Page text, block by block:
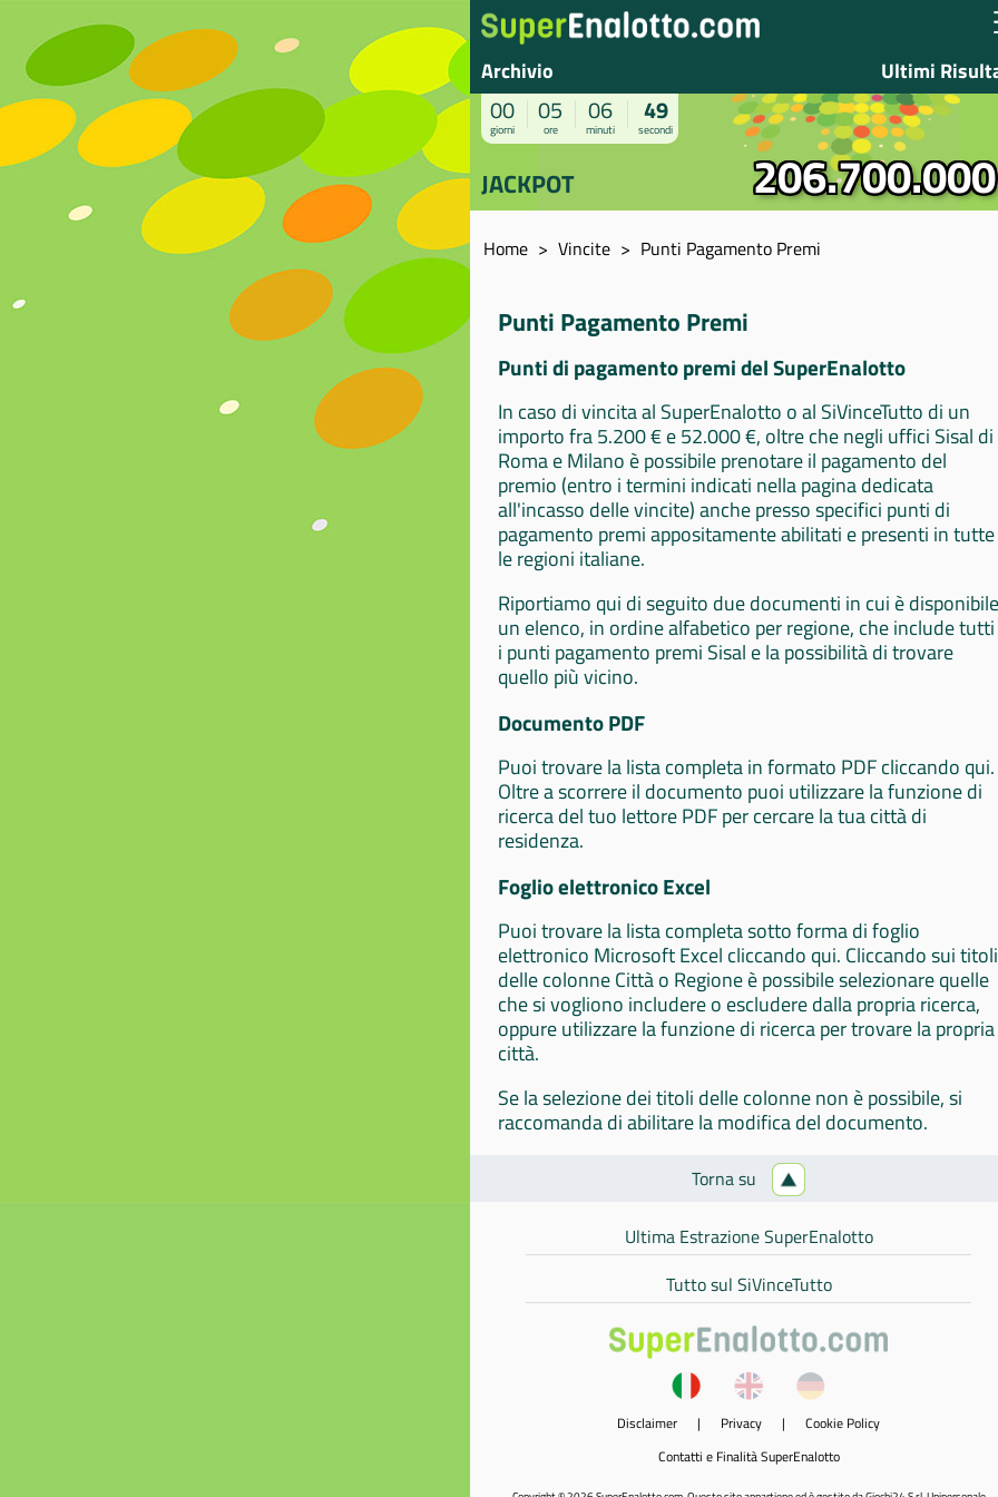
Archivio Ultimi
00
giorni
05
ore
06
minuti
49
secondi
JACKPOT 206.700.000
Home Vincite Punti Pagamento Premi
Punti Pagamento Premi
Punti di pagamento premi del SuperEnalotto
In caso di vincita al SuperEnalotto o al SiVinceTutto di un
importo fra 5.200 € e 52.000 €, oltre che negli uffici Sisal di
Roma e Milano è possibile prenotare il pagamento del
premio (entro i termini indicati nella pagina dedicata
all'incasso delle vincite) anche presso specifici punti di
pagamento premi appositamente abilitati e presenti in tutte
le regioni italiane.
Riportiamo qui di seguito due documenti in cui è disponibile
un elenco, in ordine alfabetico per regione, che include tutti
i punti pagamento premi Sisal e la possibilità di trovare
quello più vicino.
Documento PDF
Puoi trovare la lista completa in formato PDF cliccando qui.
Oltre a scorrere il documento puoi utilizzare la funzione di
ricerca del tuo lettore PDF per cercare la tua città di
residenza.
Foglio elettronico Excel
Puoi trovare la lista completa sotto forma di foglio
elettronico Microsoft Excel cliccando qui. Cliccando sui titoli
delle colonne Città o Regione è possibile selezionare quelle
che si vogliono includere o escludere dalla propria ricerca,
oppure utilizzare la funzione di ricerca per trovare la propria
città.
Se la selezione dei titoli delle colonne non è possibile, si
raccomanda di abilitare la modifica del documento.
Torna su
Ultima Estrazione SuperEnalotto
Tutto sul SiVinceTutto
Disclaimer | Privacy | Cookie Policy
Contatti e Finalità SuperEnalotto